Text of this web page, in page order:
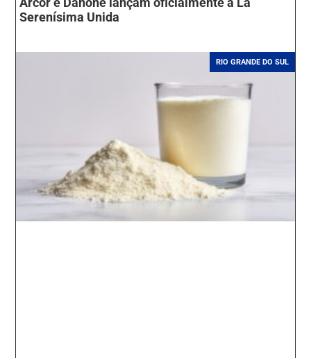
Serenísima Unida
RIO GRANDE DO SUL